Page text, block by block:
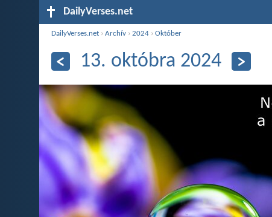
DailyVerses.net
DailyVerses.net ›Archív ›2024 ›Október
13. októbra 2024